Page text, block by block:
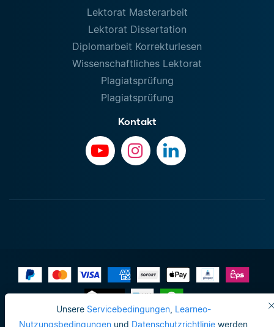
Unsere Servicebedingungen, Learneo-
Nutzungsbedingungen und Datenschutzrichtlinie werden
Lektorat Masterarbeit
Lektorat Dissertation
Diplomarbeit Korrekturlesen
Wissenschaftliches Lektorat
Plagiatsprüfung
Plagiatsprüfung
Kontakt
Impressum